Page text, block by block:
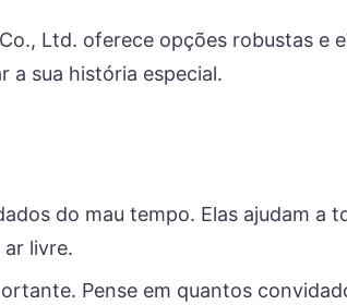
Ltd. oferece opções robustas e
a sua história especial.
do mau tempo. Elas ajudam a
livre.
Pense em quantos